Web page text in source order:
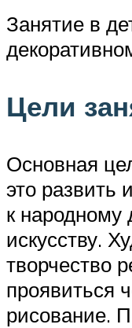
Занятие в
Цели
Основная
это развить
к народному
искусству.
творчество
проявиться
рисование.